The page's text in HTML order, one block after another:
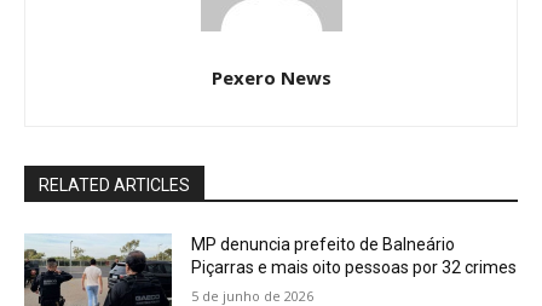
Pexero News
RELATED ARTICLES
MP denuncia prefeito de Balneário
Piçarras e mais oito pessoas por 32 crimes
5 de junho de 2026